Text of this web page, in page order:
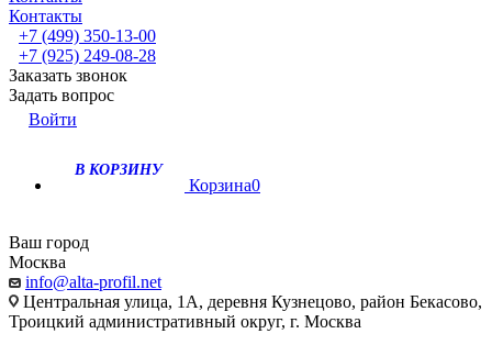
Контакты
+7 (499) 350-13-00
+7 (925) 249-08-28
Заказать звонок
Задать вопрос
Войти
В КОРЗИНУ
Корзина0
Ваш город
Москва
info@alta-profil.net
Центральная улица, 1А, деревня Кузнецово, район Бекасово,
Троицкий административный округ, г. Москва